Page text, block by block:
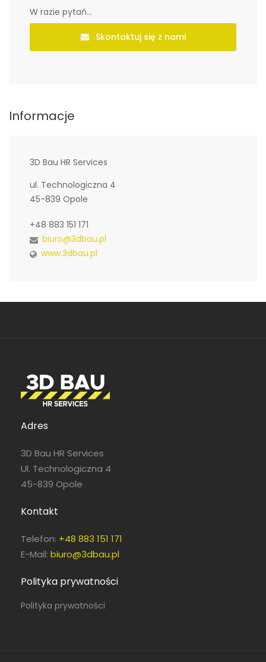
W razie pytań...
Skontaktuj się z nami
Informacje
3D Bau HR Services
ul. Technologiczna 4
45-839 Opole
+48 883 151 171
biuro@3dbau.pl
www.3dbau.pl
Adres
3D Bau HR Services
Ul. Technologiczna 4
45-839 Opole
Kontakt
Telefon: +48 883 151 171
E-Mail: biuro@3dbau.pl
Polityka prywatności
Polityka prywatności